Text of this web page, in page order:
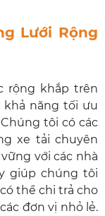
Lưới Rộng
rộng khắp trên
khả năng tối ưu
tôi có các
xe tải chuyên
với các nhà
giúp chúng tôi
thể chi trả cho
đơn vị nhỏ lẻ.